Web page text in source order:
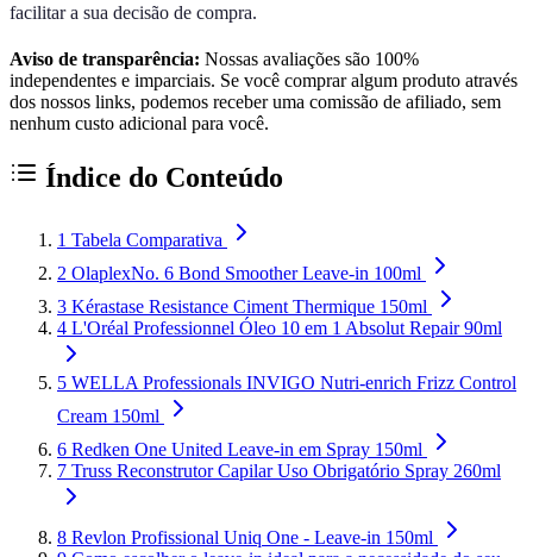
facilitar a sua decisão de compra.
Aviso de transparência: Nossas avaliações são 100%
independentes e imparciais. Se você comprar algum produto através
dos nossos links, podemos receber uma comissão de afiliado, sem
nenhum custo adicional para você.
Índice do Conteúdo
1 Tabela Comparativa
2 OlaplexNo. 6 Bond Smoother Leave-in 100ml
3 Kérastase Resistance Ciment Thermique 150ml
4 L'Oréal Professionnel Óleo 10 em 1 Absolut Repair 90ml
5 WELLA Professionals INVIGO Nutri-enrich Frizz Control
Cream 150ml
6 Redken One United Leave-in em Spray 150ml
7 Truss Reconstrutor Capilar Uso Obrigatório Spray 260ml
8 Revlon Profissional Uniq One - Leave-in 150ml